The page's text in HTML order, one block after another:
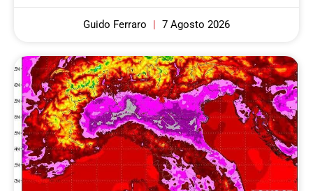
Guido Ferraro 7 Agosto 2026